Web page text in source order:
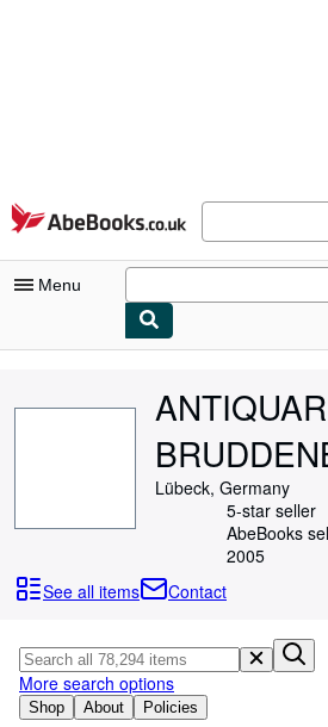
Skip to main content
AbeBooks.co.uk
Menu
My Purchases
Browse Collections
Rare Books
Textbooks
Sellers
Lübeck, Germany
5-star seller
AbeBooks
2005
See all items
Contact
Shop About Policies
More search options